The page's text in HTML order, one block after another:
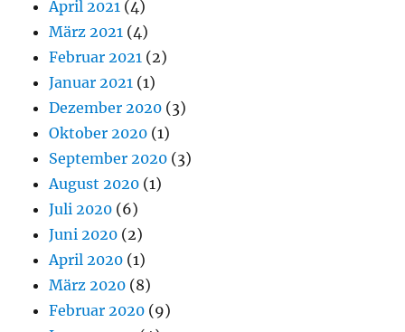
April 2021 (4)
März 2021 (4)
Februar 2021 (2)
Januar 2021 (1)
Dezember 2020 (3)
Oktober 2020 (1)
September 2020 (3)
August 2020 (1)
Juli 2020 (6)
Juni 2020 (2)
April 2020 (1)
März 2020 (8)
Februar 2020 (9)